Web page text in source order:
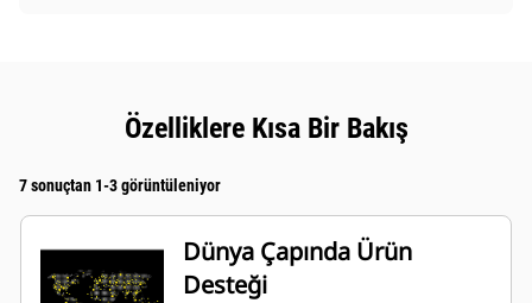
Özelliklere Kısa Bir Bakış
7 sonuçtan 1-3 görüntüleniyor
Dünya Çapında Ürün
Desteği